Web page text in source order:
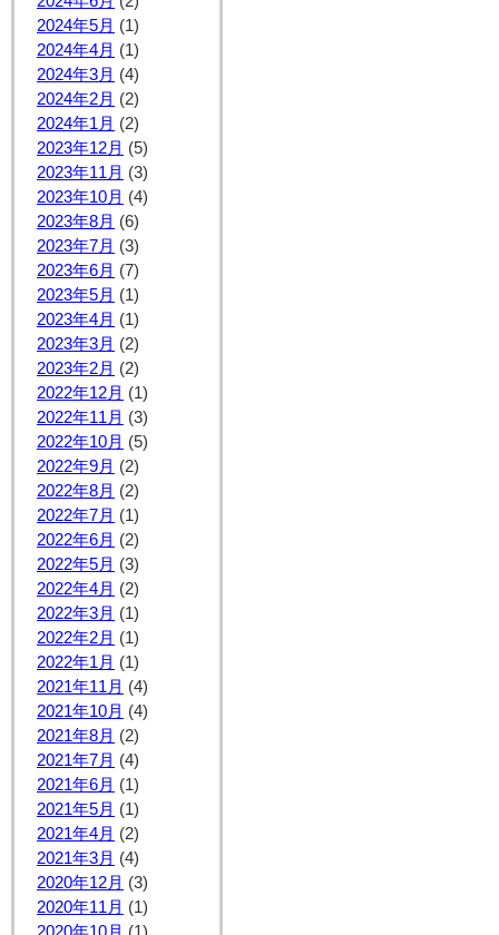
2024年5月 (1)
2024年4月 (1)
2024年3月 (4)
2024年2月 (2)
2024年1月 (2)
2023年12月 (5)
2023年11月 (3)
2023年10月 (4)
2023年8月 (6)
2023年7月 (3)
2023年6月 (7)
2023年5月 (1)
2023年4月 (1)
2023年3月 (2)
2023年2月 (2)
2022年12月 (1)
2022年11月 (3)
2022年10月 (5)
2022年9月 (2)
2022年8月 (2)
2022年7月 (1)
2022年6月 (2)
2022年5月 (3)
2022年4月 (2)
2022年3月 (1)
2022年2月 (1)
2022年1月 (1)
2021年11月 (4)
2021年10月 (4)
2021年8月 (2)
2021年7月 (4)
2021年6月 (1)
2021年5月 (1)
2021年4月 (2)
2021年3月 (4)
2020年12月 (3)
2020年11月 (1)